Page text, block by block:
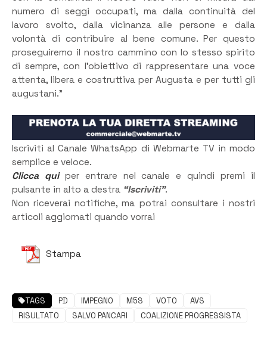
numero di seggi occupati, ma dalla continuità del
lavoro svolto, dalla vicinanza alle persone e dalla
volontà di contribuire al bene comune. Per questo
proseguiremo il nostro cammino con lo stesso spirito
di sempre, con l’obiettivo di rappresentare una voce
attenta, libera e costruttiva per Augusta e per tutti gli
augustani.”
Iscriviti al Canale WhatsApp di Webmarte TV in modo
semplice e veloce.
Clicca quiper entrare nel canale e quindi premi il
pulsante in alto a destra “Iscriviti”.
Non riceverai notifiche, ma potrai consultare i nostri
articoli aggiornati quando vorrai
Stampa
TAGS PD IMPEGNO M5S VOTO
AVS
RISULTATO
SALVO PANCARI COALIZIONE PROGRESSISTA